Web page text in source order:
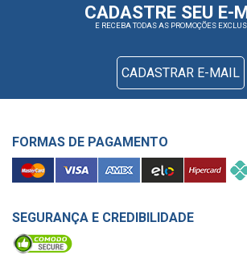
CADASTRE SEU E-
E RECEBA TODAS AS PROMOÇÕES
CADASTRAR E-MAIL
FORMAS DE PAGAMENTO
SEGURANÇA E CREDIBILIDADE